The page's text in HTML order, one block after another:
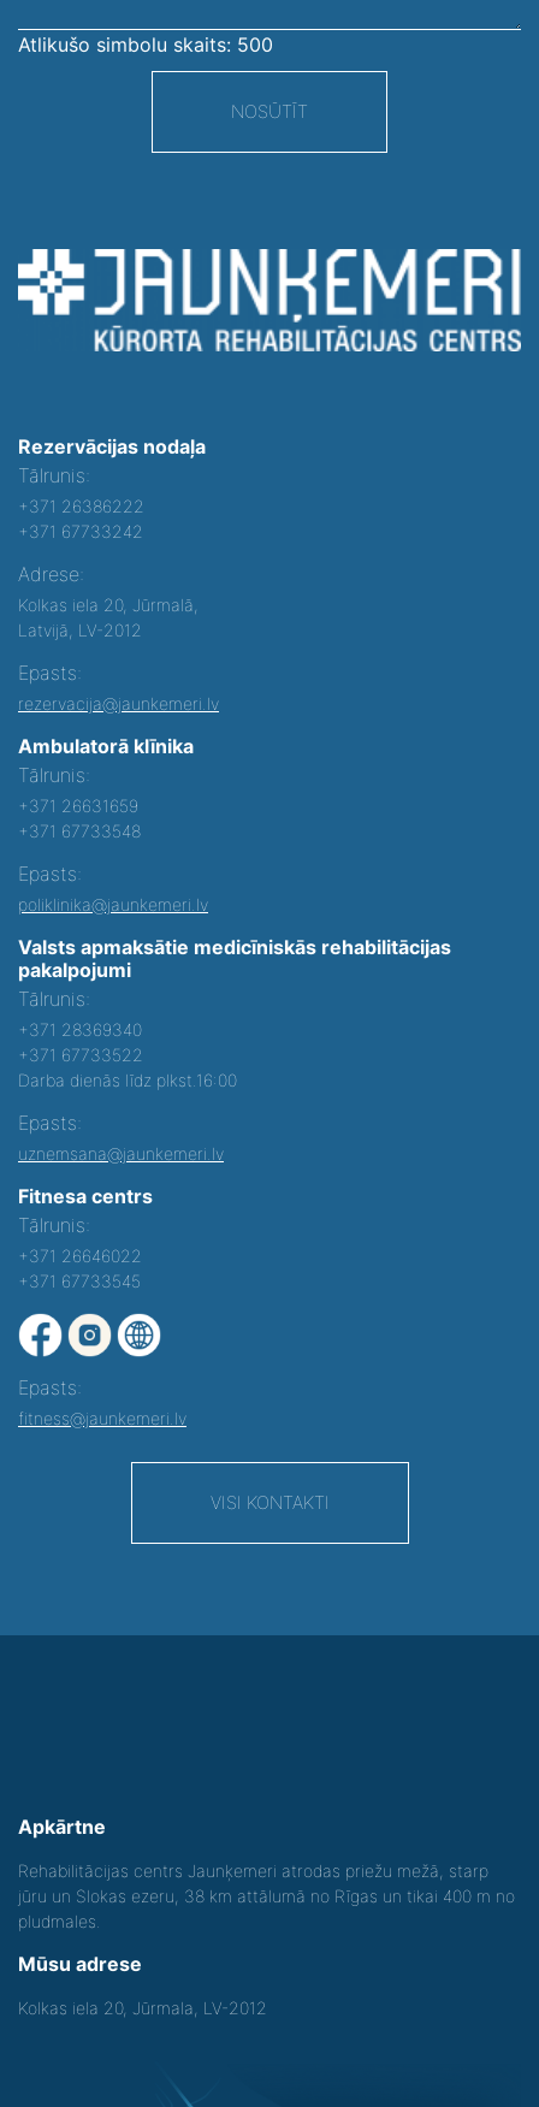
Atlikušo simbolu skaits: 500
NOSŪTĪT
Rezervācijas nodaļa
Tālrunis:
+371 26386222
+371 67733242
Adrese:
Kolkas iela 20, Jūrmalā,
Latvijā, LV-2012
Epasts:
rezervacija@jaunkemeri.lv
Ambulatorā klīnika
Tālrunis:
+371 26631659
+371 67733548
Epasts:
poliklinika@jaunkemeri.lv
Valsts apmaksātie medicīniskās rehabilitācijas
pakalpojumi
Tālrunis:
+371 28369340
+371 67733522
Darba dienās līdz plkst.16:00
Epasts:
uznemsana@jaunkemeri.lv
Fitnesa centrs
Tālrunis:
+371 26646022
+371 67733545
Epasts:
fitness@jaunkemeri.lv
VISI KONTAKTI
Apkārtne
Rehabilitācijas centrs Jaunķemeri atrodas priežu mežā, starp
jūru un Slokas ezeru, 38 km attālumā no Rīgas un tikai 400 m no
pludmales.
Mūsu adrese
Kolkas iela 20, Jūrmala, LV-2012